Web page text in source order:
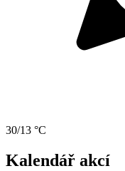
30/13 °C
Kalendář akcí